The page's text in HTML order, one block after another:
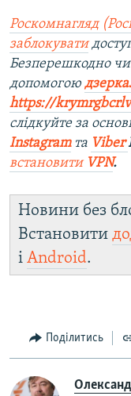
Роскомнагляд
заблокувати
Безперешкодно
допомогою
https://
слідкуйте за
Instagramта Viber
встановити VPN.
Новини без
Встановити
і Android.
Поділитись